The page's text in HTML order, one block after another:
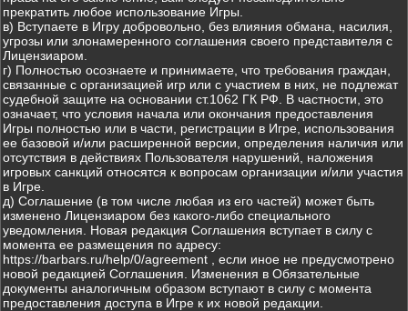
прекратить любое использование Игры.
в) Вступаете в Игру добровольно, без влияния обмана, насилия,
угрозы или злонамеренного соглашения своего представителя с
Лицензиаром.
г) Полностью осознаете и принимаете, что требования граждан,
связанные с организацией игр или с участием в них, не подлежат
судебной защите на основании ст.1062 ГК РФ. В частности, это
означает, что условия начала или окончания предоставления
Игры полностью или в части, регистрации в Игре, использования
ее базовой и/или расширенной версии, определения наличия или
отсутствия в действиях Пользователя нарушений, наложения
игровых санкций относятся к вопросам организации и/или участия
в Игре.
д) Соглашение (в том числе любая из его частей) может быть
изменено Лицензиаром без какого-либо специального
уведомления. Новая редакция Соглашения вступает в силу с
момента ее размещения по адресу:
https://barbars.ru/help/0/agreement , если иное не предусмотрено
новой редакцией Соглашения. Изменения в Обязательные
документы аналогичным образом вступают в силу с момента
предоставления доступа в Игре к их новой редакции.